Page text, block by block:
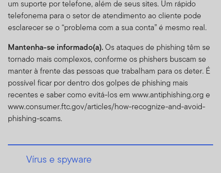
um suporte por telefone, além de seus sites. Um rápido
telefonema para o setor de atendimento ao cliente pode
esclarecer se o “problema com a sua conta” é mesmo real.
Mantenha-se informado(a).Os ataques de phishing têm se
tornado mais complexos, conforme os phishers buscam se
manter à frente das pessoas que trabalham para os deter. É
possível ficar por dentro dos golpes de phishing mais
recentes e saber como evitá-los em www.antiphishing.org e
www.consumer.ftc.gov/articles/how-recognize-and-avoid-
phishing-scams.
Vírus e spyware